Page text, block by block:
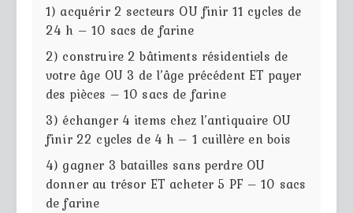
1) acquérir 2 secteurs OU finir 11 cycles de
24 h – 10 sacs de farine
2) construire 2 bâtiments résidentiels de
votre âge OU 3 de l’âge précédent ET payer
des pièces – 10 sacs de farine
3) échanger 4 items chez l’antiquaire OU
finir 22 cycles de 4 h – 1 cuillère en bois
4) gagner 3 batailles sans perdre OU
donner au trésor ET acheter 5 PF – 10 sacs
de farine